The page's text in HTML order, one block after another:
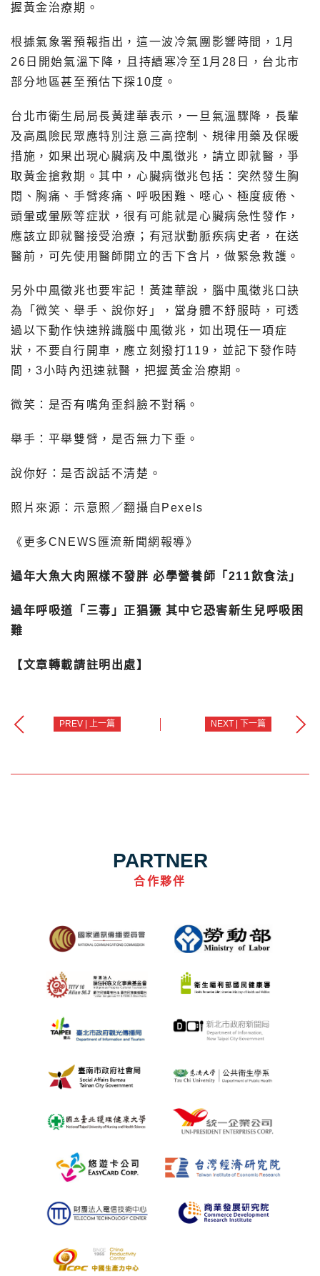
握黃金治療期。
根據氣象署預報指出，這一波冷氣團影響時間，1月
26日開始氣溫下降，且持續寒冷至1月28日，台北市
部分地區甚至預估下探10度。
台北市衛生局局長黃建華表示，一旦氣溫驟降，長輩
及高風險民眾應特別注意三高控制、規律用藥及保暖
措施，如果出現心臟病及中風徵兆，請立即就醫，爭
取黃金搶救期。其中，心臟病徵兆包括：突然發生胸
悶、胸痛、手臂疼痛、呼吸困難、噁心、極度疲倦、
頭暈或暈厥等症狀，很有可能就是心臟病急性發作，
應該立即就醫接受治療；有冠狀動脈疾病史者，在送
醫前，可先使用醫師開立的舌下含片，做緊急救護。
另外中風徵兆也要牢記！黃建華說，腦中風徵兆口訣
為「微笑、舉手、說你好」，當身體不舒服時，可透
過以下動作快速辨識腦中風徵兆，如出現任一項症
狀，不要自行開車，應立刻撥打119，並記下發作時
間，3小時內迅速就醫，把握黃金治療期。
微笑：是否有嘴角歪斜臉不對稱。
舉手：平舉雙臂，是否無力下垂。
說你好：是否說話不清楚。
照片來源：示意照／翻攝自Pexels
《更多CNEWS匯流新聞網報導》
過年大魚大肉照樣不發胖 必學營養師「211飲食法」
過年呼吸道「三毒」正猖獗 其中它恐害新生兒呼吸困
難
【文章轉載請註明出處】
PREV | 上一篇 NEXT | 下一篇
PARTNER
合作夥伴